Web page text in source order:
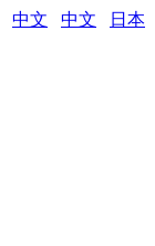
中文 中文
日本